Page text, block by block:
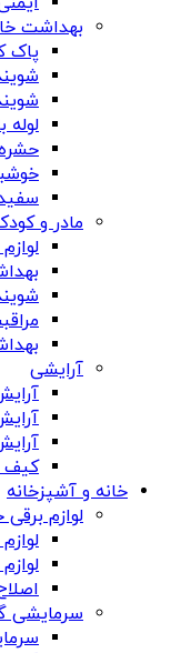
بهداشت
پاک
لوله
مادر و
آرایشی
کیف
خانه و آشپزخانه
لوازم
سرمایشی